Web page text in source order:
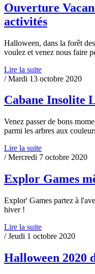
Ouverture
activités
Halloween, dans la forêt
voulez et venez nous faire
Lire la suite
/ Mardi 13 octobre 2020
Cabane Insolite
Venez passer de bons
parmi les arbres aux
Lire la suite
/ Mercredi 7 octobre 2020
Explor Games
Explor' Games partez à
hiver !
Lire la suite
/ Jeudi 1 octobre 2020
Halloween 2020